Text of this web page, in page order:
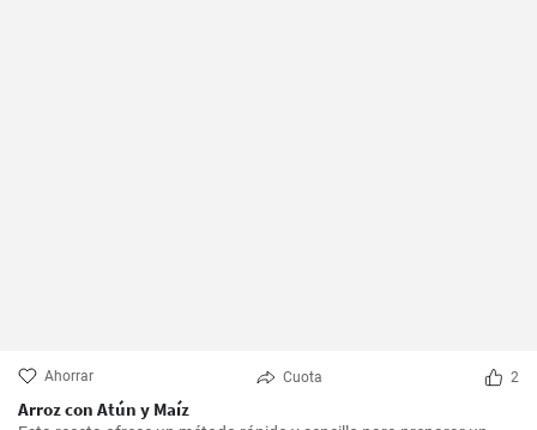
Ahorrar Cuota 2
Arroz con Atún y Maíz